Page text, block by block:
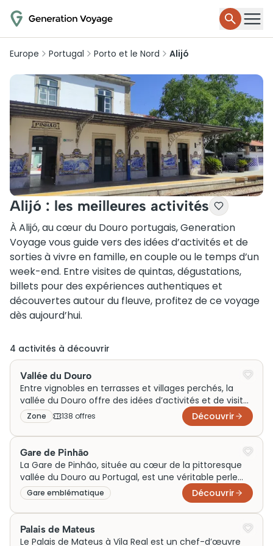
Europe Portugal Porto et le Nord Alijó
Alijó : les meilleures activités
À Alijó, au cœur du Douro portugais, Generation
Voyage vous guide vers des idées d’activités et de
sorties à vivre en famille, en couple ou le temps d’un
week-end. Entre visites de quintas, dégustations,
billets pour des expériences authentiques et
découvertes autour du fleuve, profitez de ce voyage
dès aujourd’hui.
4 activités à découvrir
Vallée du Douro
Entre vignobles en terrasses et villages perchés, la
vallée du Douro offre des idées d’activités et de visites
pour un voyage en couple, un week-end en famille ou
des sorties autour du fleuve. Référence du voyage,
Generation Voyage vous guide pour profiter
pleinement de cette région emblématique du nord
du Portugal.
Zone 138 offres Découvrir
Gare de Pinhão
La Gare de Pinhão, située au cœur de la pittoresque
vallée du Douro au Portugal, est une véritable perle
architecturale et culturelle. Inaugurée en 1880, elle
symbolise l’âge d’or du transport ferroviaire dans la
région viticole du Douro, reconnue pour ses paysages
à couper le souffle. La gare se distingue par ses
magnifiques azulejos, des carreaux de faïence peints
Gare emblématique Découvrir
Palais de Mateus
Le Palais de Mateus à Vila Real est un chef-d’œuvre